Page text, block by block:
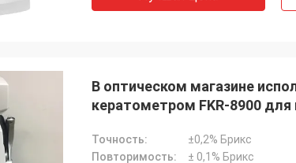
В оптическом магазине
кератометром FKR-8900
Точность:
±0,2% Брикс
Повторимость:
± 0,1% Брикс